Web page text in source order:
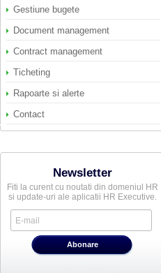
Gestiune bugete
Document management
Contract management
Ticheting
Rapoarte si alerte
Contact
Newsletter
Fiti la curent cu noutati din domeniul HR
si update-uri ale aplicatii HR Executive.